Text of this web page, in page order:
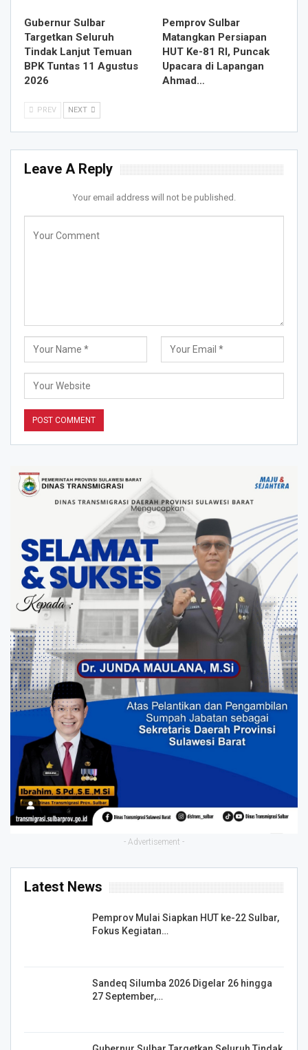
Gubernur Sulbar
Targetkan Seluruh
Tindak Lanjut Temuan
BPK Tuntas 11 Agustus
2026
Pemprov Sulbar
Matangkan Persiapan
HUT Ke-81 RI, Puncak
Upacara di Lapangan
Ahmad…
PREV NEXT
Leave A Reply
Your email address will not be published.
- Advertisement -
Latest News
Pemprov Mulai Siapkan HUT ke-22 Sulbar,
Fokus Kegiatan…
Sandeq Silumba 2026 Digelar 26 hingga
27 September,…